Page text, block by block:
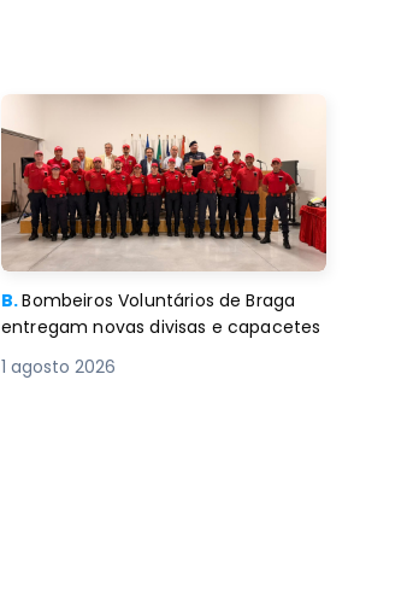
B.Bombeiros Voluntários de Braga
entregam novas divisas e capacetes
1 agosto 2026